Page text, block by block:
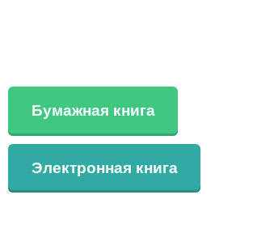
Бумажная книга
Электронная книга